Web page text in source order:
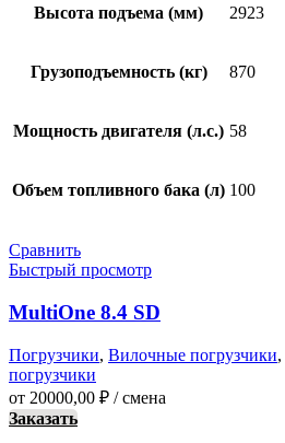
Высота подъема (мм) 2923
Грузоподъемность (кг) 870
Мощность двигателя (л.с.) 58
Объем топливного бака (л) 100
Сравнить
Быстрый просмотр
MultiOne 8.4 SD
Погрузчики, Вилочные погрузчики,
погрузчики
от 20000,00 ₽ / смена
Заказать